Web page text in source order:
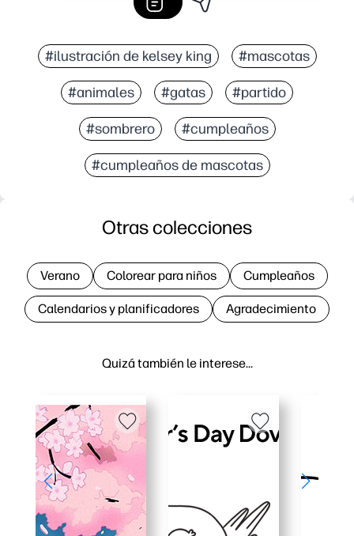
#ilustración de kelsey king #mascotas
#animales #gatas #partido
#sombrero #cumpleaños
#cumpleaños de mascotas
Quizá también le interese…
Otras colecciones
Verano Colorear para niños Cumpleaños
Calendarios y planificadores Agradecimiento